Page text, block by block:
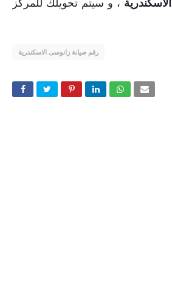
، و سيتم تحويلك للمركز
رقم صيانة زانوسى الاسكندرية